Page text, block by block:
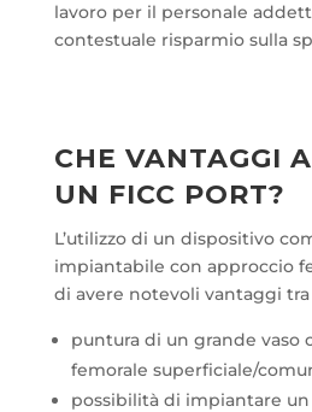
lavoro per il personale
contestuale risparmio sulla
CHE VANTAGGI
UN FICC PORT?
L’utilizzo di un dispositivo
impiantabile con approccio
di avere notevoli vantaggi tra
puntura di un grande vaso
femorale superficiale/
possibilità di impiantare un